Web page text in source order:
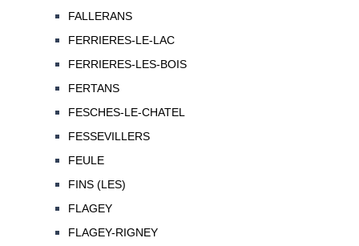
FALLERANS
FERRIERES-LE-LAC
FERRIERES-LES-BOIS
FERTANS
FESCHES-LE-CHATEL
FESSEVILLERS
FEULE
FINS (LES)
FLAGEY
FLAGEY-RIGNEY